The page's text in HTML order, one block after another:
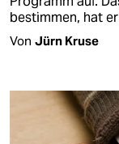
bestimmen, hat
Von Jürn Kruse